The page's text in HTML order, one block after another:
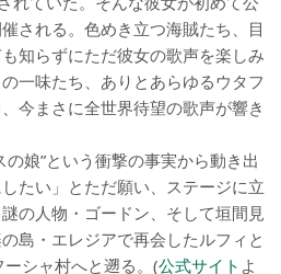
される。色めき立つ海賊たち、目
知らずにただ彼女の歌声を楽しみ
一味たち、ありとあらゆるウタフ
今まさに全世界待望の歌声が響き
娘”という衝撃の事実から動き出
たい」とただ願い、ステージに立
の人物・ゴードン、そして垣間見
島・エレジアで再会したルフィと
シャ村へと遡る。(公式サイト よ